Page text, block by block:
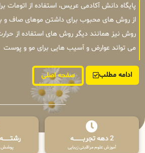
پایگاه دانش آکادمی عریس، استفاده از
از روش های محبوب برای داشتن موهای صاف و
روش نیز همانند دیگر روش های استفاده از
می تواند عوارض و آسیب هایی برای مو و پوست
ادامه مطلب صفحه اصلی
2 دهه تجربـــــــــه
آموزش علوم مراقبتی زیبایی پوشش